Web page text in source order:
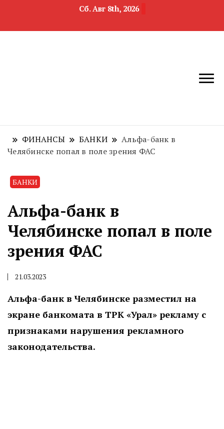
Сб. Авг 8th, 2026
область
недвижимости
ФИНАНСЫ БАНКИ
Альфа-банк в
Челябинске попал в поле зрения ФАС
БАНКИ
Альфа-банк в
Челябинске попал в поле
зрения ФАС
21.03.2023
Альфа-банк в Челябинске разместил на
экране банкомата в ТРК «Урал» рекламу с
признаками нарушения рекламного
законодательства.